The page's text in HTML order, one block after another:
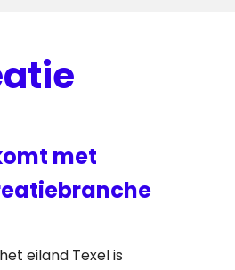
met
eiland Texel is